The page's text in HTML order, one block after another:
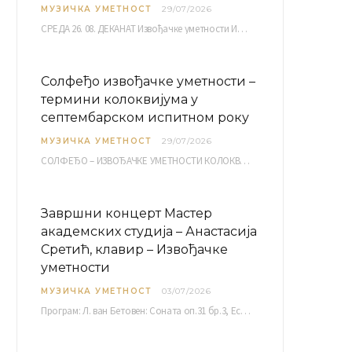
МУЗИЧКА УМЕТНОСТ 29/07/2026
СРЕДА 26. 08. ДЕКАНАТ Извођачке уметности ИМ 1, 2 10,00 ИМ 3, 4 10,30 ИМ…
Солфеђо извођачке уметности –
термини колоквијума у
септембарском испитном року
МУЗИЧКА УМЕТНОСТ 29/07/2026
СОЛФЕЂО – ИЗВОЂАЧКЕ УМЕТНОСТИ КОЛОКВИЈУМ септембарски испитни рок четвртак, 03.09.2026. уч. бр. 12 ПИСМЕНИ…
Завршни концерт Мастер
академских студија – Анастасија
Сретић, клавир – Извођачке
уметности
МУЗИЧКА УМЕТНОСТ 03/07/2026
Програм: Л. ван Бетовен: Соната оп.31 бр.3, Ес-дур Р. Шуман: Бечки карневал оп.26 К. Дебиси:…